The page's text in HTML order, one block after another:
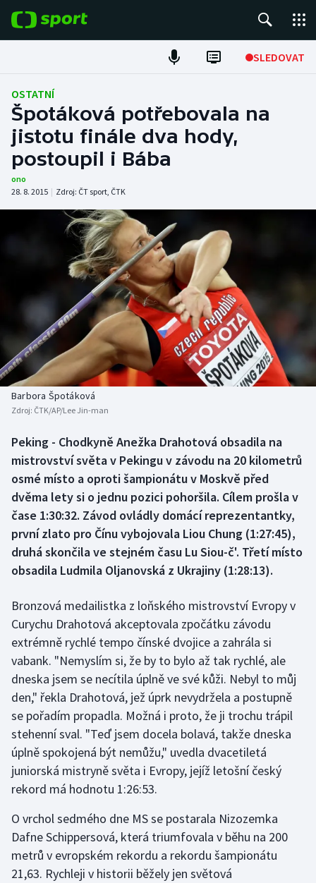
SLEDOVAT
Fotbal
Hokej
Tenis
Atletika
Cyklistika
DALŠÍ SPORTY
Americký fotbal
Baseball a softbal
Basketbal
Biatlon
Box
Curling
Dostihy
Florbal
Golf
Gymnastika
Házená
Jezdectví
Judo
Lezení
Lyže a snowboard
NEPŘEHLÉDNĚTE
Soutěže
Historické návraty
Aplikace ČT sport
OSTATNÍ
Špotáková potřebovala na
jistotu finále dva hody,
postoupil i Bába
ono
28. 8. 2015 | Zdroj: ČT sport, ČTK
Barbora Špotáková
Zdroj: ČTK/AP/Lee Jin-man
Peking - Chodkyně Anežka Drahotová obsadila na
mistrovství světa v Pekingu v závodu na 20 kilometrů
osmé místo a oproti šampionátu v Moskvě před
dvěma lety si o jednu pozici pohoršila. Cílem prošla v
čase 1:30:32. Závod ovládly domácí reprezentantky,
první zlato pro Čínu vybojovala Liou Chung (1:27:45),
druhá skončila ve stejném času Lu Siou-č'. Třetí místo
obsadila Ludmila Oljanovská z Ukrajiny (1:28:13).
Bronzová medailistka z loňského mistrovství Evropy v
Curychu Drahotová akceptovala zpočátku závodu
extrémně rychlé tempo čínské dvojice a zahrála si
vabank. "Nemyslím si, že by to bylo až tak rychlé, ale
dneska jsem se necítila úplně ve své kůži. Nebyl to můj
den," řekla Drahotová, jež úprk nevydržela a postupně
se pořadím propadla. Možná i proto, že ji trochu trápil
stehenní sval. "Teď jsem docela bolavá, takže dneska
úplně spokojená být nemůžu," uvedla dvacetiletá
juniorská mistryně světa i Evropy, jejíž letošní český
rekord má hodnotu 1:26:53.
O vrchol sedmého dne MS se postarala Nizozemka
Dafne Schippersová, která triumfovala v běhu na 200
metrů v evropském rekordu a rekordu šampionátu
21,63. Rychleji v historii běžely jen světová